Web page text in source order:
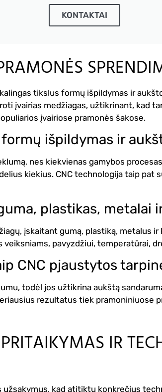
KONTAKTAI
tikslus formų išpildymas ir
įvairias medžiagas, užtikrinant, kad
įvairiose pramonės šakose.
išpildymas ir
nes kiekvienas gamybos
kiekius. CNC technologija taip pat
plastikas, metalai
įskaitant gumą, plastiką, metalus
pavyzdžiui, temperatūrai,
CNC pjaustytos
todėl jos užtikrina aukštą
rezultatus tiek pramoniniuose
IR
kad atitiktų konkrečius